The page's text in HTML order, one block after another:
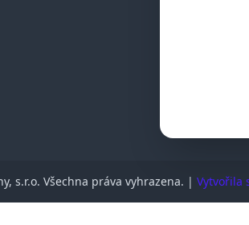
s.r.o. Všechna práva vyhrazena. | Vytvořila